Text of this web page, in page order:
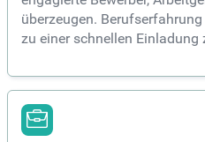
überzeugen.
zu einer schnellen